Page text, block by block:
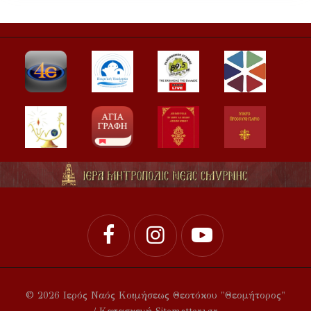
© 2026 Ιερός Ναός Κοιμήσεως Θεοτόκου "Θεομήτορος"